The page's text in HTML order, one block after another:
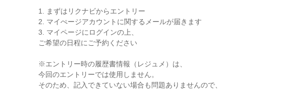
1. まずはリクナビからエントリー
2. マイぺージアカウントに関するメールが届きます
3. マイページにログインの上、
ご希望の日程にご予約ください
※エントリー時の履歴書情報（レジュメ）は、
今回のエントリーでは使用しません。
そのため、記入できていない場合も問題ありませんので、